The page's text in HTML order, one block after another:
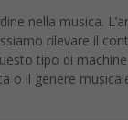
nella musica.
rilevare il
tipo di
o il genere